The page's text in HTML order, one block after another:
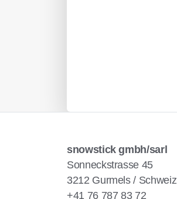
snowstick gmbh/sarl
Sonneckstrasse 45
3212 Gurmels / Schweiz
+41 76 787 83 72